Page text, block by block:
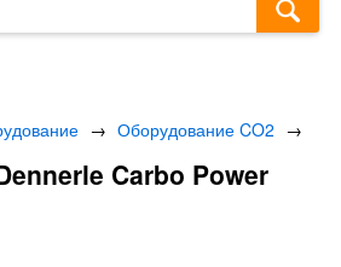
→ Оборудование CO2 →
Carbo Power